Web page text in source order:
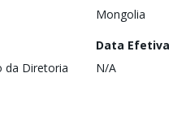
Mongolia
da Diretoria
Data Efetiva
N/A